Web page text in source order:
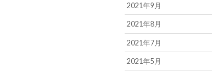
2021年9月
2021年8月
2021年7月
2021年5月